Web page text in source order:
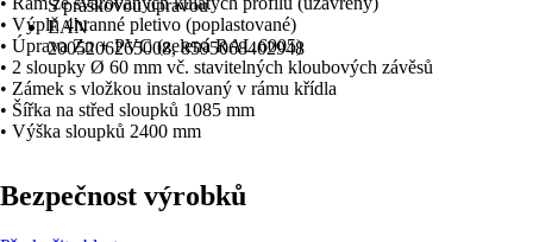
S práškovou úpravou
EAN
2005206265008, 8595068402948
• Výplň 4hranné pletivo (poplastované)
• Úprava Zn + PVC (zelená RAL 6005)
• 2 sloupky Ø 60 mm vč. stavitelných kloubových závěsů
• Zámek s vložkou instalovaný v rámu křídla
• Šířka na střed sloupků 1085 mm
• Výška sloupků 2400 mm
Bezpečnost výrobků